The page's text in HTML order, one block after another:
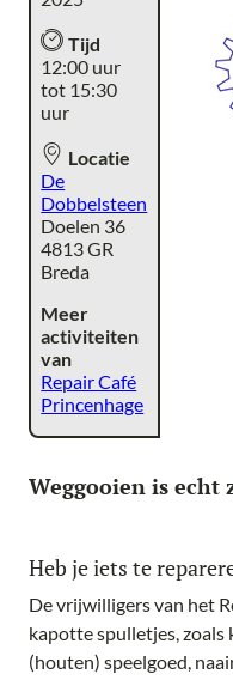
Tijd
12:00 uur
tot 15:30
uur
Locatie
De
Dobbelsteen
Doelen 36
4813 GR
Breda
Meer
activiteiten
van
Repair Café
Princenhage
Weggooien is echt
Heb je iets te
De vrijwilligers van het
kapotte spulletjes, zoals
(houten) speelgoed,